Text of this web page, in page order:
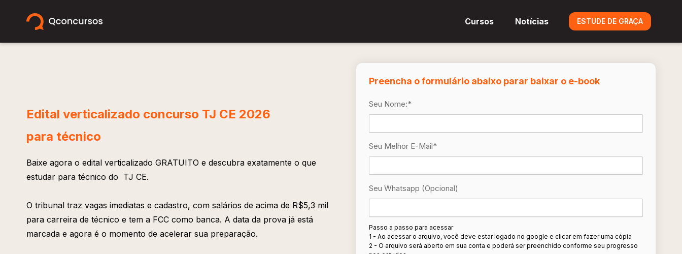
Cursos Notícias ESTUDE DE GRAÇA
Edital verticalizado concurso TJ CE 2026
para técnico
Baixe agora o edital verticalizado GRATUITO e descubra exatamente o que
estudar para técnico do TJ CE.
O tribunal traz vagas imediatas e cadastro, com salários de acima de R$5,3 mil
para carreira de técnico e tem a FCC como banca. A data da prova já está
marcada e agora é o momento de acelerar sua preparação.
Preencha o formulário abaixo parar baixar o e-book
Seu Nome:*
Seu Melhor E-Mail*
Seu Whatsapp (opcional)
Passo a passo para acessar
1 - Ao acessar o arquivo, você deve estar logado no google e clicar em fazer uma cópia
2 - O arquivo será aberto em sua conta e poderá ser preenchido conforme seu progresso